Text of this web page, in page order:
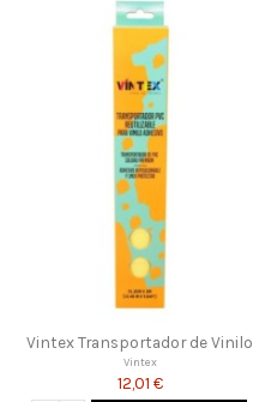
Vintex Transportador de Vinilo
Vintex
12,01 €